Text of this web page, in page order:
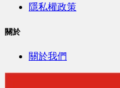
隱私權政策
關於
關於我們